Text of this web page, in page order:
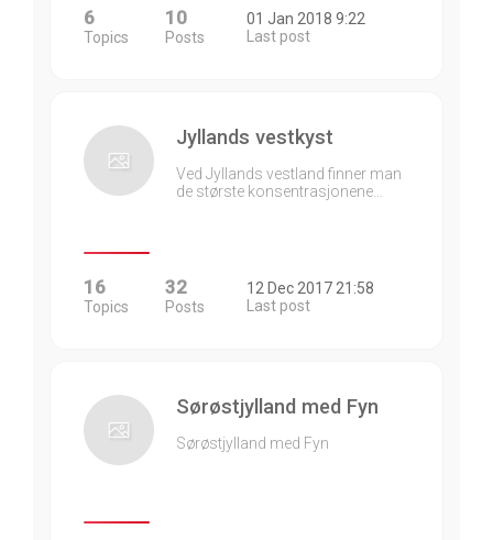
6
Topics
10
Posts
01 Jan 2018 9:22
Last post
Jyllands vestkyst
Ved Jyllands vestland finner man
de største konsentrasjonene…
16
Topics
32
Posts
12 Dec 2017 21:58
Last post
Sørøstjylland med Fyn
Sørøstjylland med Fyn